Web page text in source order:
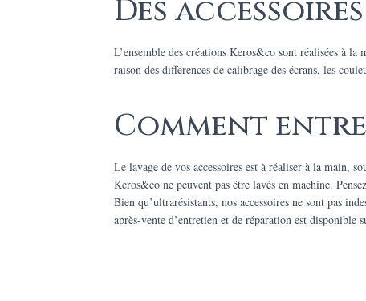
Des
L’ensemble des créations Keros&co sont réalisées à
raison des différences de calibrage des écrans, les
Comment
Le lavage de vos accessoires est à réaliser à la main,
Keros&co ne peuvent pas être lavés en machine.
Bien qu’ultrarésistants, nos accessoires ne sont pas
après-vente d’entretien et de réparation est disponible